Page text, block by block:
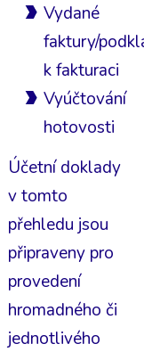
Vydané
faktury/
k fakturaci
Vyúčtování
hotovosti
Účetní doklady
v tomto
přehledu jsou
připraveny pro
provedení
hromadného či
jednotlivého